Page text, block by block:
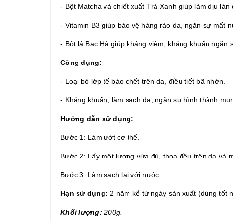
- Bột Matcha và chiết xuất Trà Xanh giúp làm dịu làn
- Vitamin B3 giúp bảo vệ hàng rào da, ngăn sự mất
- Bột lá Bạc Hà giúp kháng viêm, kháng khuẩn ngăn
Công dụng:
- Loại bỏ lớp tế bào chết trên da, điều tiết bã nhờn.
- Kháng khuẩn, làm sạch da, ngăn sự hình thành mụn.
Hướng dẫn sử dụng:
Bước 1: Làm ướt cơ thể
Bước 2: Lấy một lượng vừa đủ, thoa đều trên da và
Bước 3: Làm sạch lại với nước.
Hạn sử dụng: 2 năm kể từ ngày sản xuất (dùng tốt
Khối lượng: 200g.